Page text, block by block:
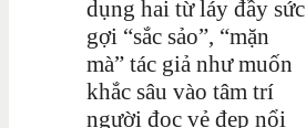
dụng hai từ láy đầy sức
gợi “sắc sảo”, “mặn
mà” tác giả như muốn
khắc sâu vào tâm trí
người đọc vẻ đẹp nổi